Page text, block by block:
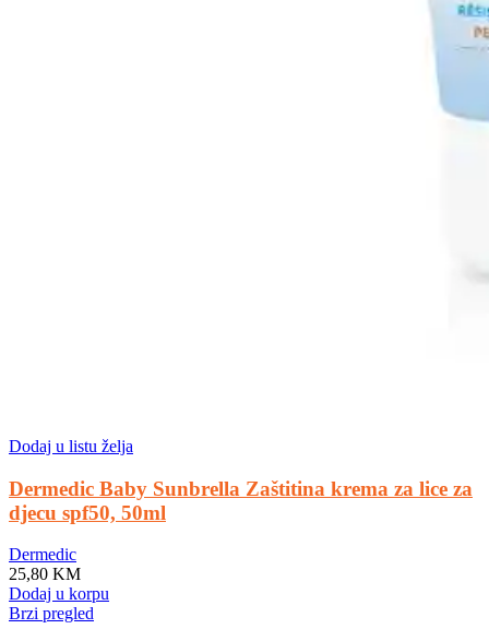
Dodaj u listu želja
Dermedic Baby Sunbrella Zaštitina krema za lice za
djecu spf50, 50ml
Dermedic
25,80 KM
Dodaj u korpu
Brzi pregled